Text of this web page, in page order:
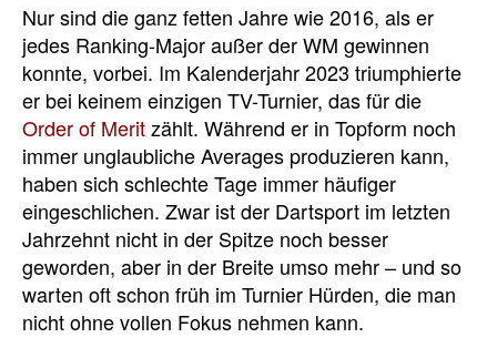
Nur sind die ganz fetten Jahre wie 2016, als er
jedes Ranking-Major außer der WM gewinnen
konnte, vorbei. Im Kalenderjahr 2023 triumphierte
er bei keinem einzigen TV-Turnier, das für die
Order of Meritzählt. Während er in Topform noch
immer unglaubliche Averages produzieren kann,
haben sich schlechte Tage immer häufiger
eingeschlichen. Zwar ist der Dartsport im letzten
Jahrzehnt nicht in der Spitze noch besser
geworden, aber in der Breite umso mehr – und so
warten oft schon früh im Turnier Hürden, die man
nicht ohne vollen Fokus nehmen kann.